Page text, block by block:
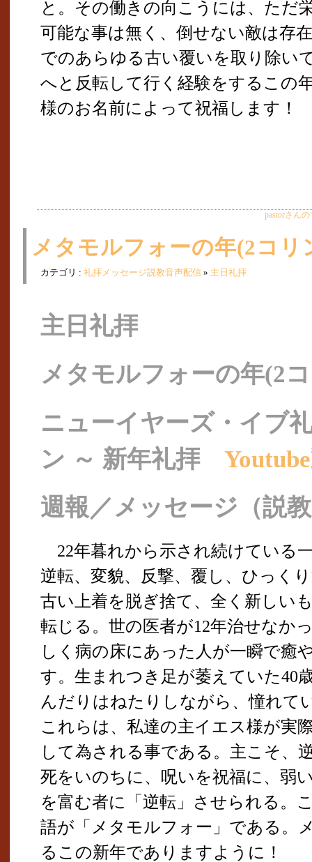
と。その働きの向こうには、ただ
可能な事は無く、倒せない敵は存
でのあらゆる古い覆いを取り除い
へと反転して行く経験をするこの
様のお名前によって祝福します！
pastorさん
メタモルフォーの年(2コリ
カテゴリ : 礼拝メッセージ説教音声配信 » 主日礼拝
主日礼拝
メタモルフォーの年(2
ニューイヤーズ・イブ
ン ～ 新年礼拝
週報／メッセージ（説
22年暮れから示され続けている
逆転、変貌、反撃、覆し、ひっく
古い上着を脱ぎ捨て、全く新しい
転じる。世の医者が12年治せなか
しく病の床にあった人が一瞬で癒
す。生まれつき足が萎えていた40
んだりはねたりしながら、憧れて
これらは、私達の主イエス様が実
して為される事である。主こそ、
死をいのちに、呪いを祝福に、弱
を富む者に「逆転」させられる。
語が「メタモルフォー」である。
るこの新年でありますように！